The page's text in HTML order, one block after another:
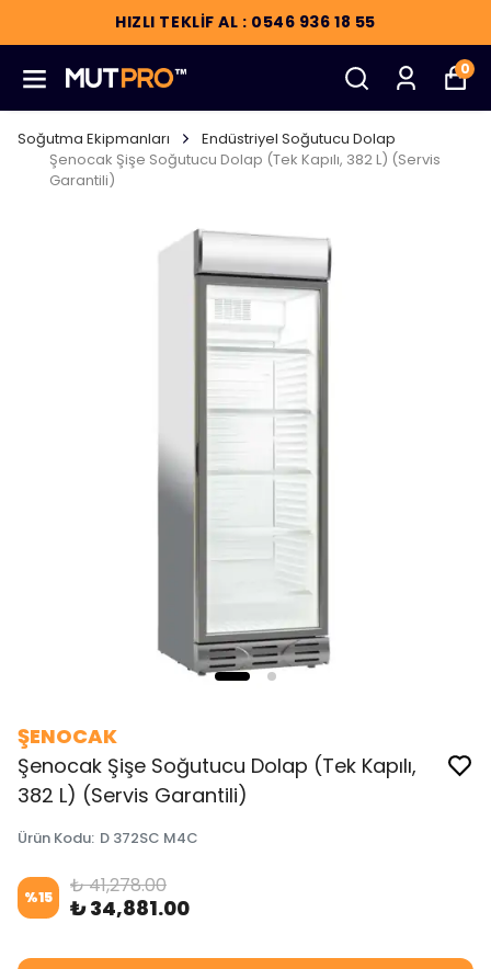
HIZLI TEKLİF AL : 0546 936 18 55
0
Soğutma Ekipmanları
Endüstriyel Soğutucu Dolap
Şenocak Şişe Soğutucu Dolap (Tek Kapılı, 382 L) (Servis
Garantili)
ŞENOCAK
Şenocak Şişe Soğutucu Dolap (Tek Kapılı,
382 L) (Servis Garantili)
Ürün Kodu: D 372SC M4C
%15 ₺ 41,278.00
₺ 34,881.00